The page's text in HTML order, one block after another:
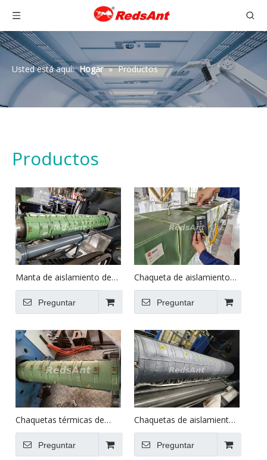
Usted está aquí: Hogar » Productos
Productos
Manta de aislamiento de
barril para máquina de
moldeo por inyección
Preguntar
Chaqueta de aislamiento
de barril extrusor
Preguntar
Chaquetas térmicas de
barril para máquina de
moldeo por inyección
Preguntar
Chaquetas de aislamiento
de barril para máquina de
moldeo por inyección
Preguntar